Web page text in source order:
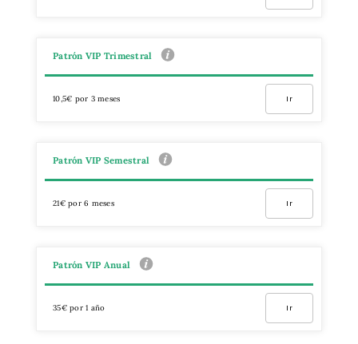
Patrón VIP Trimestral
10,5€ por 3 meses Ir
Patrón VIP Semestral
21€ por 6 meses Ir
Patrón VIP Anual
35€ por 1 año Ir